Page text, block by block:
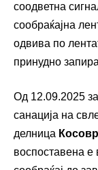
соодветна
сообраќајна
одвива по
принудно
Од 12.09.2025
санација на
делница
воспоставена